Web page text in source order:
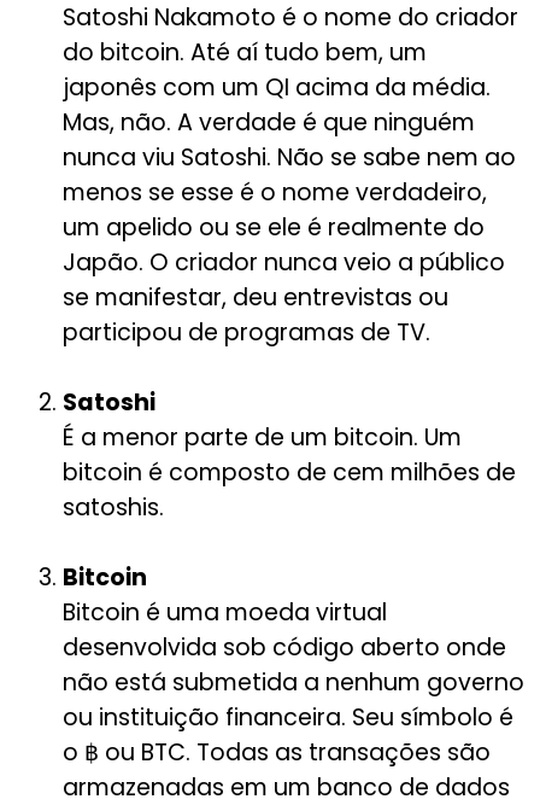
Satoshi Nakamoto é o nome do criador
do bitcoin. Até aí tudo bem, um
japonês com um QI acima da média.
Mas, não. A verdade é que ninguém
nunca viu Satoshi. Não se sabe nem ao
menos se esse é o nome verdadeiro,
um apelido ou se ele é realmente do
Japão. O criador nunca veio a público
se manifestar, deu entrevistas ou
participou de programas de TV.
Satoshi
É a menor parte de um bitcoin. Um
bitcoin é composto de cem milhões de
satoshis.
Bitcoin
Bitcoin é uma moeda virtual
desenvolvida sob código aberto onde
não está submetida a nenhum governo
ou instituição financeira. Seu símbolo é
o ฿ ou BTC. Todas as transações são
armazenadas em um banco de dados